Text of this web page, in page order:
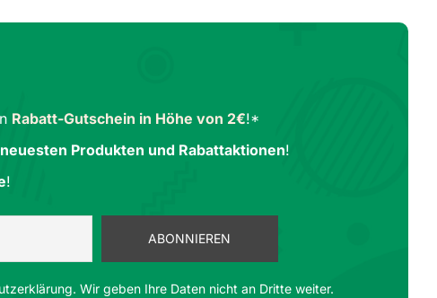
Rabatt-Gutschein in Höhe von 2€!*
neuesten Produkten und Rabattaktionen!
!
Wir geben Ihre Daten nicht an Dritte weiter.